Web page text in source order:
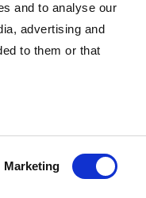
and to analyse our
advertising and
to them or that
Marketing
yang Ditentukan